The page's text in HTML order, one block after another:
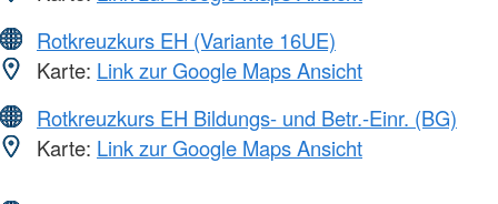
Rotkreuzkurs EH (Variante 16UE)
Karte: Link zur Google Maps Ansicht
Rotkreuzkurs EH Bildungs- und Betr.-Einr. (BG)
Karte: Link zur Google Maps Ansicht